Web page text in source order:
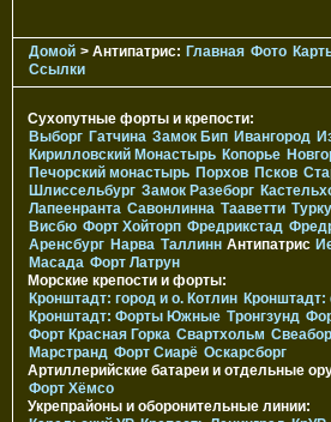
Домой > Антипатрис: Главная Фото
Ссылки
Сухопутные форты и крепости:
Выборг Гатчина Замок Бип Ивангород
Кирилловский Монастырь Копорье
Печорcкий монастырь Порхов Псков
Шлиссельбург Замок Разеборг
Лапеенранта Савонлинна Тааветти Турку
Висбю Форт Хойторп Фредрикстад
Аренсбург Нарва Таллинн Антипатрис
Масада Форт Латрун
Морские крепости и форты:
Кронштадт: город и о. Котлин
Кронштадт: Форты Южные Тронгзунд
Форт Красная Горка Свартхольм
Марстранд Форт Сиарё Оскарсборг
Артиллерийские батареи и отдельные
Форт Хёмсо
Укрепрайоны и оборонительные линии: